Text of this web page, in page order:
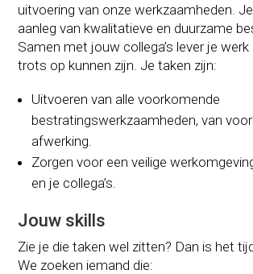
uitvoering van onze werkzaamheden.
aanleg van kwalitatieve en duurzame
Samen met jouw collega’s lever je
trots op kunnen zijn. Je taken zijn:
Uitvoeren van alle voorkomende
bestratingswerkzaamheden, van
afwerking.
Zorgen voor een veilige
en je collega’s.
Jouw skills
Zie je die taken wel zitten? Dan is het
We zoeken iemand die: